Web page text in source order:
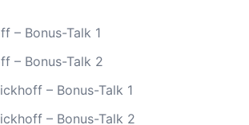
– Bonus-Talk 1
– Bonus-Talk 2
– Bonus-Talk 1
– Bonus-Talk 2